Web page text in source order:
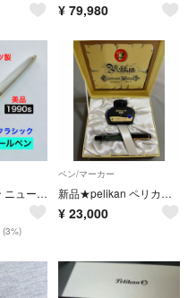
¥ 79,980
レア◆ペリカン ニュークラシック 銀張りボールペン PELIKAN 1990s
(3%)
ペン/マーカー
新品★pelikan ペリカン M200 マーブルグリーン 万年筆 ボトルインク付き
¥ 23,000